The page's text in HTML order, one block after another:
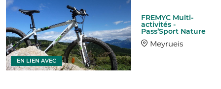
FREMYC Multi-
activités -
Pass’Sport Nature
Meyrueis
EN LIEN AVEC